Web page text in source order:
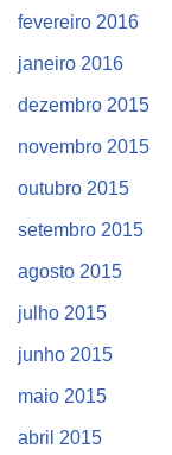
fevereiro 2016
janeiro 2016
dezembro 2015
novembro 2015
outubro 2015
setembro 2015
agosto 2015
julho 2015
junho 2015
maio 2015
abril 2015